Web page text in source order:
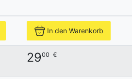
In den Warenkorb
2900 €